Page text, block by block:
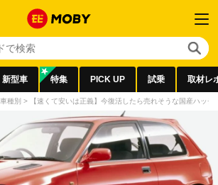
新型車 特集 PICK UP 試乗 取材レ
種別 > 【速くて安いは正義】今復活したら売れそうな国産ハッ